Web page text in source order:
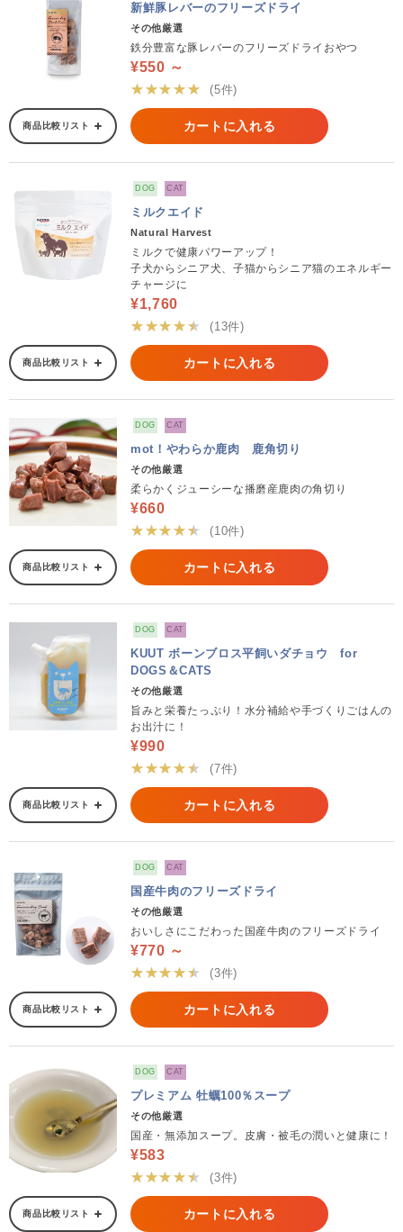
新鮮豚レバーのフリーズドライ
その他厳選
鉄分豊富な豚レバーのフリーズドライおやつ
¥550 ～
★★★★★
(5件)
商品比較リスト カートに入れる
DOG CAT
ミルクエイド
Natural Harvest
ミルクで健康パワーアップ！
子犬からシニア犬、子猫からシニア猫のエネルギー
チャージに
¥1,760
★★★★★
(13件)
商品比較リスト カートに入れる
DOG CAT
mot！やわらか鹿肉 鹿角切り
その他厳選
柔らかくジューシーな播磨産鹿肉の角切り
¥660
★★★★★
(10件)
商品比較リスト カートに入れる
DOG CAT
KUUT ボーンブロス平飼いダチョウ for
DOGS＆CATS
その他厳選
旨みと栄養たっぷり！水分補給や手づくりごはんの
お出汁に！
¥990
★★★★★
(7件)
商品比較リスト カートに入れる
DOG CAT
国産牛肉のフリーズドライ
その他厳選
おいしさにこだわった国産牛肉のフリーズドライ
¥770 ～
★★★★★
(3件)
商品比較リスト カートに入れる
DOG CAT
プレミアム 牡蠣100％スープ
その他厳選
国産・無添加スープ。皮膚・被毛の潤いと健康に！
¥583
★★★★★
(3件)
商品比較リスト カートに入れる